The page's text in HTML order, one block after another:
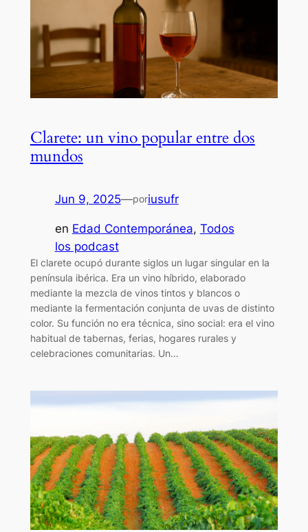
Clarete: un vino popular entre dos
mundos
Jun 9, 2025—poriusufr
en Edad Contemporánea, Todos
los podcast
El clarete ocupó durante siglos un lugar singular en la
península ibérica. Era un vino híbrido, elaborado
mediante la mezcla de vinos tintos y blancos o
mediante la fermentación conjunta de uvas de distinto
color. Su función no era técnica, sino social: era el vino
habitual de tabernas, ferias, hogares rurales y
celebraciones comunitarias. Un…